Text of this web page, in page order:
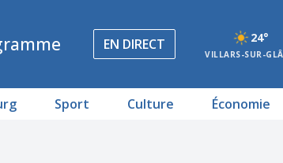
EN DIRECT 24°
VILLARS-SUR-
Sport Culture Économie